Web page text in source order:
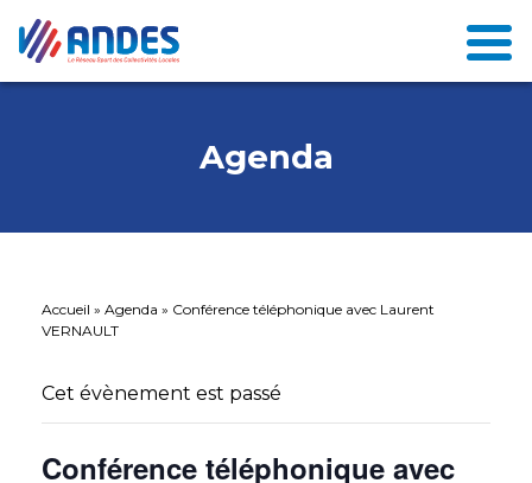
Agenda
Accueil » Agenda » Conférence téléphonique avec Laurent
VERNAULT
Cet évènement est passé
Conférence téléphonique avec